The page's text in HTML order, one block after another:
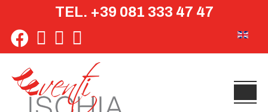
TEL. +39 081 333 47 47